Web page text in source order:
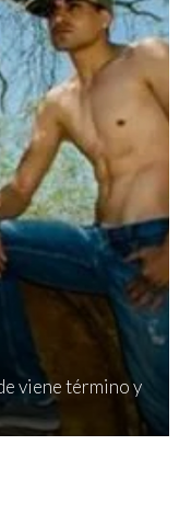
viene término y